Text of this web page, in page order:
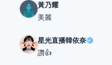
黃乃耀
美麗
星光直播韓依奈
讚👍